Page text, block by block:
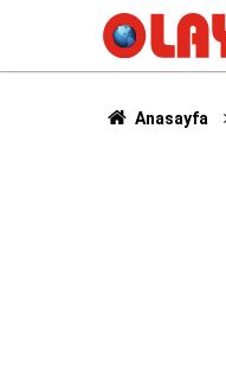
Anasayfa